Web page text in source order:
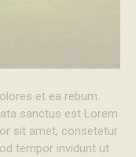
et ea rebum.
sanctus est Lorem
sit amet, consetetur
tempor invidunt ut